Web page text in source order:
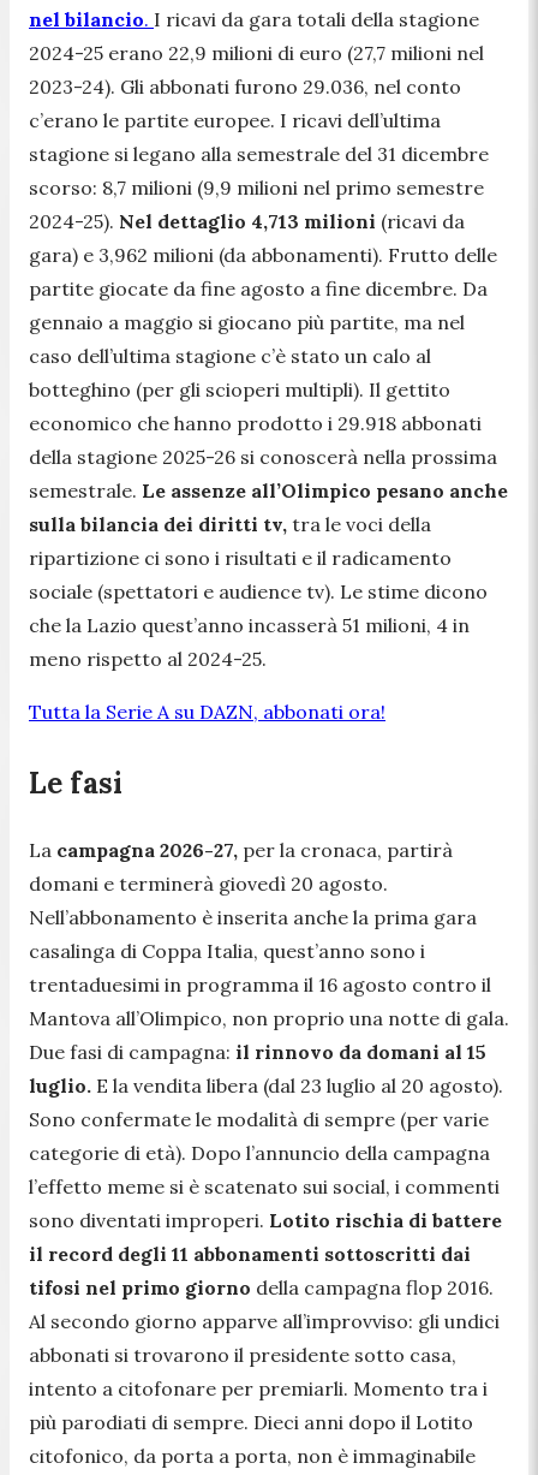
nel bilancio. I ricavi da gara totali della stagione
2024-25 erano 22,9 milioni di euro (27,7 milioni nel
2023-24). Gli abbonati furono 29.036, nel conto
c’erano le partite europee. I ricavi dell’ultima
stagione si legano alla semestrale del 31 dicembre
scorso: 8,7 milioni (9,9 milioni nel primo semestre
2024-25). Nel dettaglio 4,713 milioni (ricavi da
gara) e 3,962 milioni (da abbonamenti). Frutto delle
partite giocate da fine agosto a fine dicembre. Da
gennaio a maggio si giocano più partite, ma nel
caso dell’ultima stagione c’è stato un calo al
botteghino (per gli scioperi multipli). Il gettito
economico che hanno prodotto i 29.918 abbonati
della stagione 2025-26 si conoscerà nella prossima
semestrale. Le assenze all’Olimpico pesano anche
sulla bilancia dei diritti tv, tra le voci della
ripartizione ci sono i risultati e il radicamento
sociale (spettatori e audience tv). Le stime dicono
che la Lazio quest’anno incasserà 51 milioni, 4 in
meno rispetto al 2024-25.
Tutta la Serie A su DAZN, abbonati ora!
Le fasi
La campagna 2026-27, per la cronaca, partirà
domani e terminerà giovedì 20 agosto.
Nell’abbonamento è inserita anche la prima gara
casalinga di Coppa Italia, quest’anno sono i
trentaduesimi in programma il 16 agosto contro il
Mantova all’Olimpico, non proprio una notte di gala.
Due fasi di campagna: il rinnovo da domani al 15
luglio. E la vendita libera (dal 23 luglio al 20 agosto).
Sono confermate le modalità di sempre (per varie
categorie di età). Dopo l’annuncio della campagna
l’effetto meme si è scatenato sui social, i commenti
sono diventati improperi. Lotito rischia di battere
il record degli 11 abbonamenti sottoscritti dai
tifosi nel primo giorno della campagna flop 2016.
Al secondo giorno apparve all’improvviso: gli undici
abbonati si trovarono il presidente sotto casa,
intento a citofonare per premiarli. Momento tra i
più parodiati di sempre. Dieci anni dopo il Lotito
citofonico, da porta a porta, non è immaginabile